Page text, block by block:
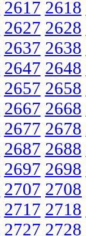
2617 2618
2627 2628
2637 2638
2647 2648
2657 2658
2667 2668
2677 2678
2687 2688
2697 2698
2707 2708
2717 2718
2727 2728